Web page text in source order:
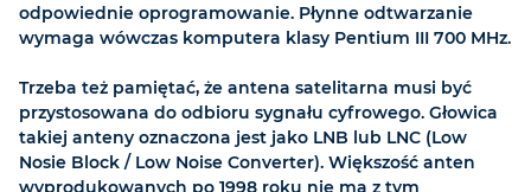
odpowiednie oprogramowanie. Płynne odtwarzanie
wymaga wówczas komputera klasy Pentium III 700 MHz.
Trzeba też pamiętać, że antena satelitarna musi być
przystosowana do odbioru sygnału cyfrowego. Głowica
takiej anteny oznaczona jest jako LNB lub LNC (Low
Nosie Block / Low Noise Converter). Większość anten
wyprodukowanych po 1998 roku nie ma z tym